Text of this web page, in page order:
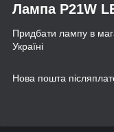
Лампа P21W
Придбати лампу в
Україні
Нова пошта